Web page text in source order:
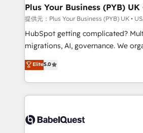
architectures that accelerate
performance. - Multi-object CRM migration, cleanup,
and implementation. - Pre-built
integrations across your full tech
- Dashboards, lifecycle campaigns,
nurturing sequences. - Cross-hub
scalable retainers. Let’s make HubSpot your most
powerful growth engine. Built to
Plus Your Business (PYB) UK
提供元：Plus Your Business (PYB) UK •
HubSpot getting complicated?
migrations, AI, governance. We organise that
complexity, so your team can put
Welcome to our Profile! We help with: •
implementation, reports,
training • CRM migration from
custom API integrations • AI
Elite5.0